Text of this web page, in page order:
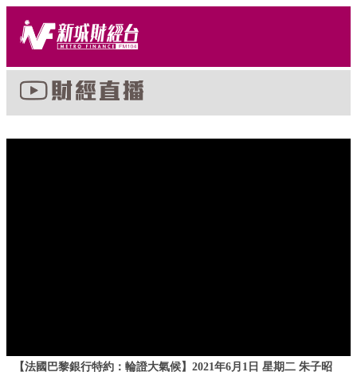
【法國巴黎銀行特約：輪證大氣候】2021年6月1日 星期二 朱子昭